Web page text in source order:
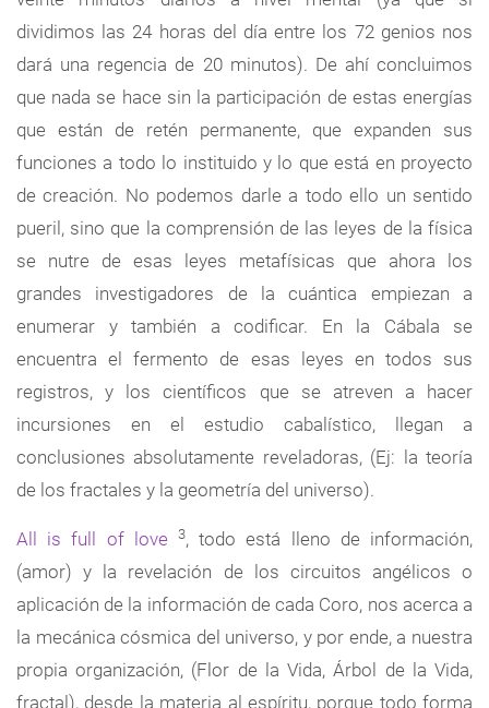
dividimos las 24 horas del día entre los 72 genios nos
dará una regencia de 20 minutos). De ahí concluimos
que nada se hace sin la participación de estas energías
que están de retén permanente, que expanden sus
funciones a todo lo instituido y lo que está en proyecto
de creación. No podemos darle a todo ello un sentido
pueril, sino que la comprensión de las leyes de la física
se nutre de esas leyes metafísicas que ahora los
grandes investigadores de la cuántica empiezan a
enumerar y también a codificar. En la Cábala se
encuentra el fermento de esas leyes en todos sus
registros, y los científicos que se atreven a hacer
incursiones en el estudio cabalístico, llegan a
conclusiones absolutamente reveladoras, (Ej: la teoría
de los fractales y la geometría del universo).
All is full of love 3, todo está lleno de información,
(amor) y la revelación de los circuitos angélicos o
aplicación de la información de cada Coro, nos acerca a
la mecánica cósmica del universo, y por ende, a nuestra
propia organización, (Flor de la Vida, Árbol de la Vida,
fractal), desde la materia al espíritu, porque todo forma